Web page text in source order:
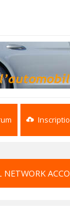
NETWORK